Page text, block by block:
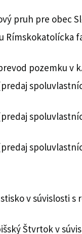
pruh pre obec
pozemku v
v súvislosti s
Štvrtok v